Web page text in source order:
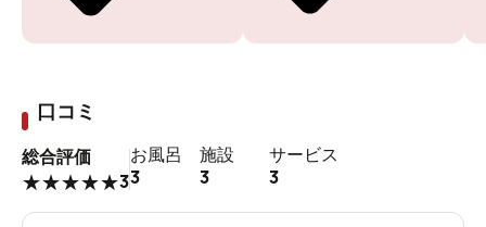
口コミ
総合評価
★★★★★3
お風呂
3
施設
3
サービス
3